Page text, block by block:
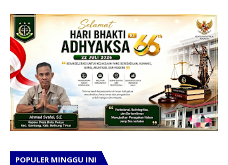
POPULER MINGGU INI